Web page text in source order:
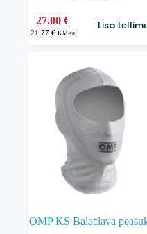
27.00€
21.77€ KM-ta
Lisa
OMP KS Balaclava